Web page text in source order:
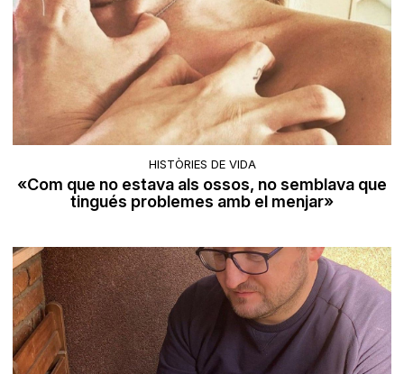
HISTÒRIES DE VIDA
«Com que no estava als ossos, no semblava que
tingués problemes amb el menjar»